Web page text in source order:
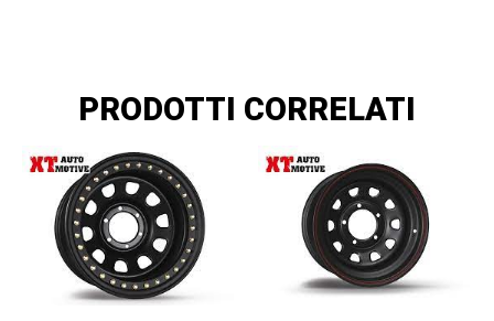
PRODOTTI CORRELATI